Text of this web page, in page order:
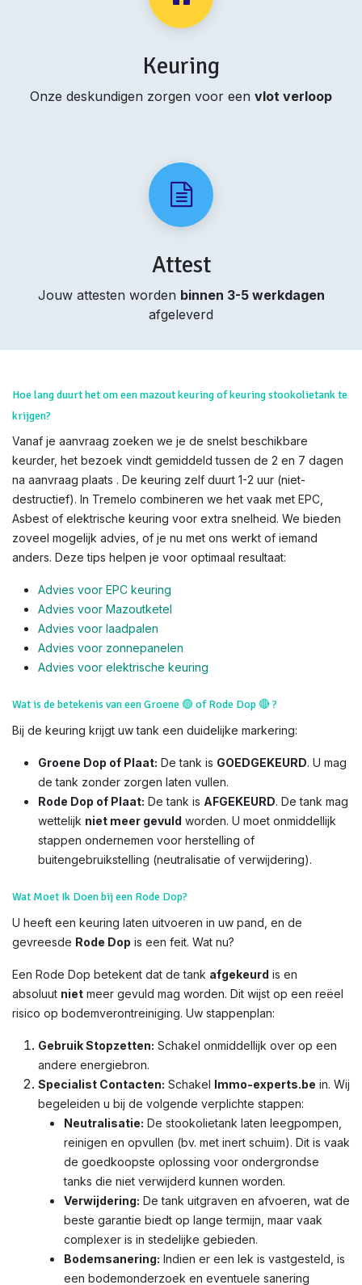
Keuring
Onze deskundigen zorgen voor een vlot verloop
Attest
Jouw attesten worden binnen 3-5 werkdagen
afgeleverd
Hoe lang duurt het om een mazout keuring of keuring stookolietank te
krijgen?
Vanaf je aanvraag zoeken we je de snelst beschikbare
keurder, het bezoek vindt gemiddeld tussen de 2 en 7 dagen
na aanvraag plaats . De keuring zelf duurt 1-2 uur (niet-
destructief). In Tremelo combineren we het vaak met EPC,
Asbest of elektrische keuring voor extra snelheid. We bieden
zoveel mogelijk advies, of je nu met ons werkt of iemand
anders. Deze tips helpen je voor optimaal resultaat:
Advies voor EPC keuring
Advies voor Mazoutketel
Advies voor laadpalen
Advies voor zonnepanelen
Advies voor elektrische keuring
Wat is de betekenis van een Groene 🟢 of Rode Dop🔴?
Bij de keuring krijgt uw tank een duidelijke markering:
Groene Dop of Plaat: De tank is GOEDGEKEURD. U mag
de tank zonder zorgen laten vullen.
Rode Dop of Plaat: De tank is AFGEKEURD. De tank mag
wettelijk niet meer gevuld worden. U moet onmiddellijk
stappen ondernemen voor herstelling of
buitengebruikstelling (neutralisatie of verwijdering).
Wat Moet Ik Doen bij een Rode Dop?
U heeft een keuring laten uitvoeren in uw pand, en de
gevreesde Rode Dop is een feit. Wat nu?
Een Rode Dop betekent dat de tank afgekeurd is en
absoluut niet meer gevuld mag worden. Dit wijst op een reëel
risico op bodemverontreiniging. Uw stappenplan:
Gebruik Stopzetten: Schakel onmiddellijk over op een
andere energiebron.
Specialist Contacten: Schakel Immo-experts.be in. Wij
begeleiden u bij de volgende verplichte stappen:
Neutralisatie: De stookolietank laten leegpompen,
reinigen en opvullen (bv. met inert schuim). Dit is vaak
de goedkoopste oplossing voor ondergrondse
tanks die niet verwijderd kunnen worden.
Verwijdering: De tank uitgraven en afvoeren, wat de
beste garantie biedt op lange termijn, maar vaak
complexer is in stedelijke gebieden.
Bodemsanering: Indien er een lek is vastgesteld, is
een bodemonderzoek en eventuele sanering